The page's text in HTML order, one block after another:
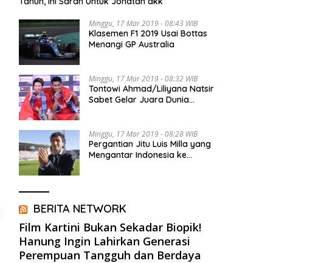
Minggu, 17 Mar 2019 - 08:43 WIB
Klasemen F1 2019 Usai Bottas
Menangi GP Australia
Minggu, 17 Mar 2019 - 08:32 WIB
Tontowi Ahmad/Liliyana Natsir
Sabet Gelar Juara Dunia
Minggu, 17 Mar 2019 - 08:28 WIB
Pergantian Jitu Luis Milla yang
Mengantar Indonesia ke
BERITA NETWORK
Film Kartini Bukan Sekadar Biopik!
Hanung Ingin Lahirkan Generasi
Perempuan Tangguh dan Berdaya